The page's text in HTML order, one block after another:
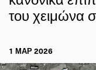
του χειμώνα
1 ΜΑΡ 2026